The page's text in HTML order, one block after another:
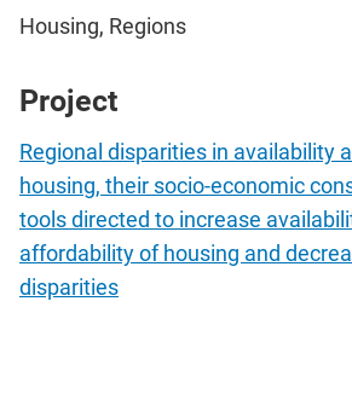
Housing, Regions
Project
Regional disparities in availability
housing, their socio-economic
tools directed to increase
affordability of housing and
disparities